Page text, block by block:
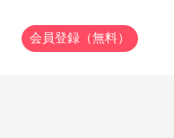
会員登録（無料）